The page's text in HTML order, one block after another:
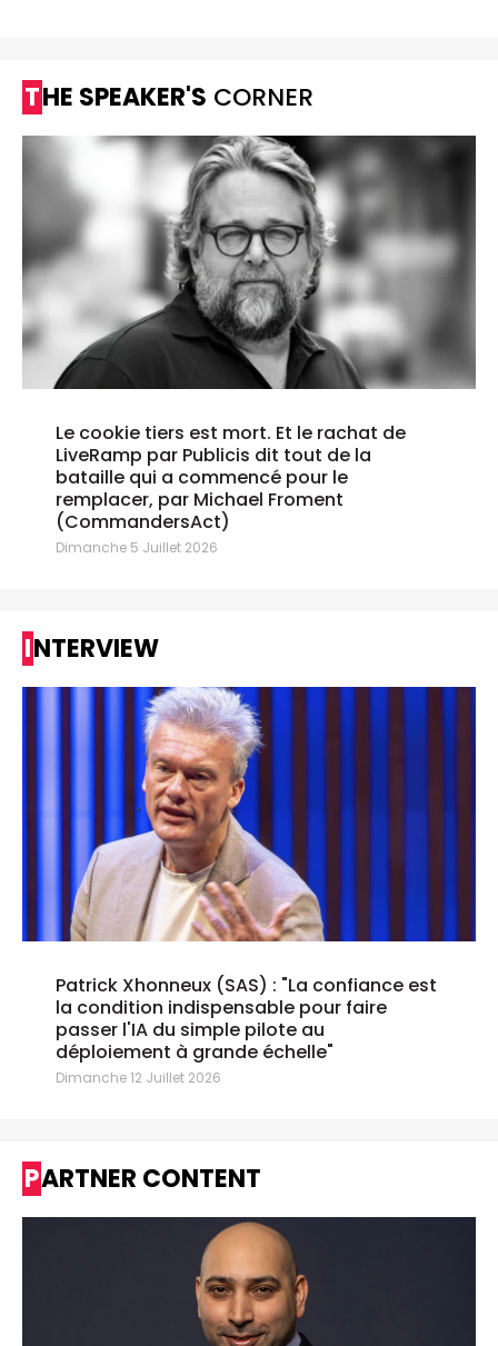
THE SPEAKER'S CORNER
Le cookie tiers est mort. Et le rachat de
LiveRamp par Publicis dit tout de la
bataille qui a commencé pour le
remplacer, par Michael Froment
(CommandersAct)
Dimanche 5 Juillet 2026
INTERVIEW
Patrick Xhonneux (SAS) : "La confiance est
la condition indispensable pour faire
passer l'IA du simple pilote au
déploiement à grande échelle"
Dimanche 12 Juillet 2026
PARTNER CONTENT